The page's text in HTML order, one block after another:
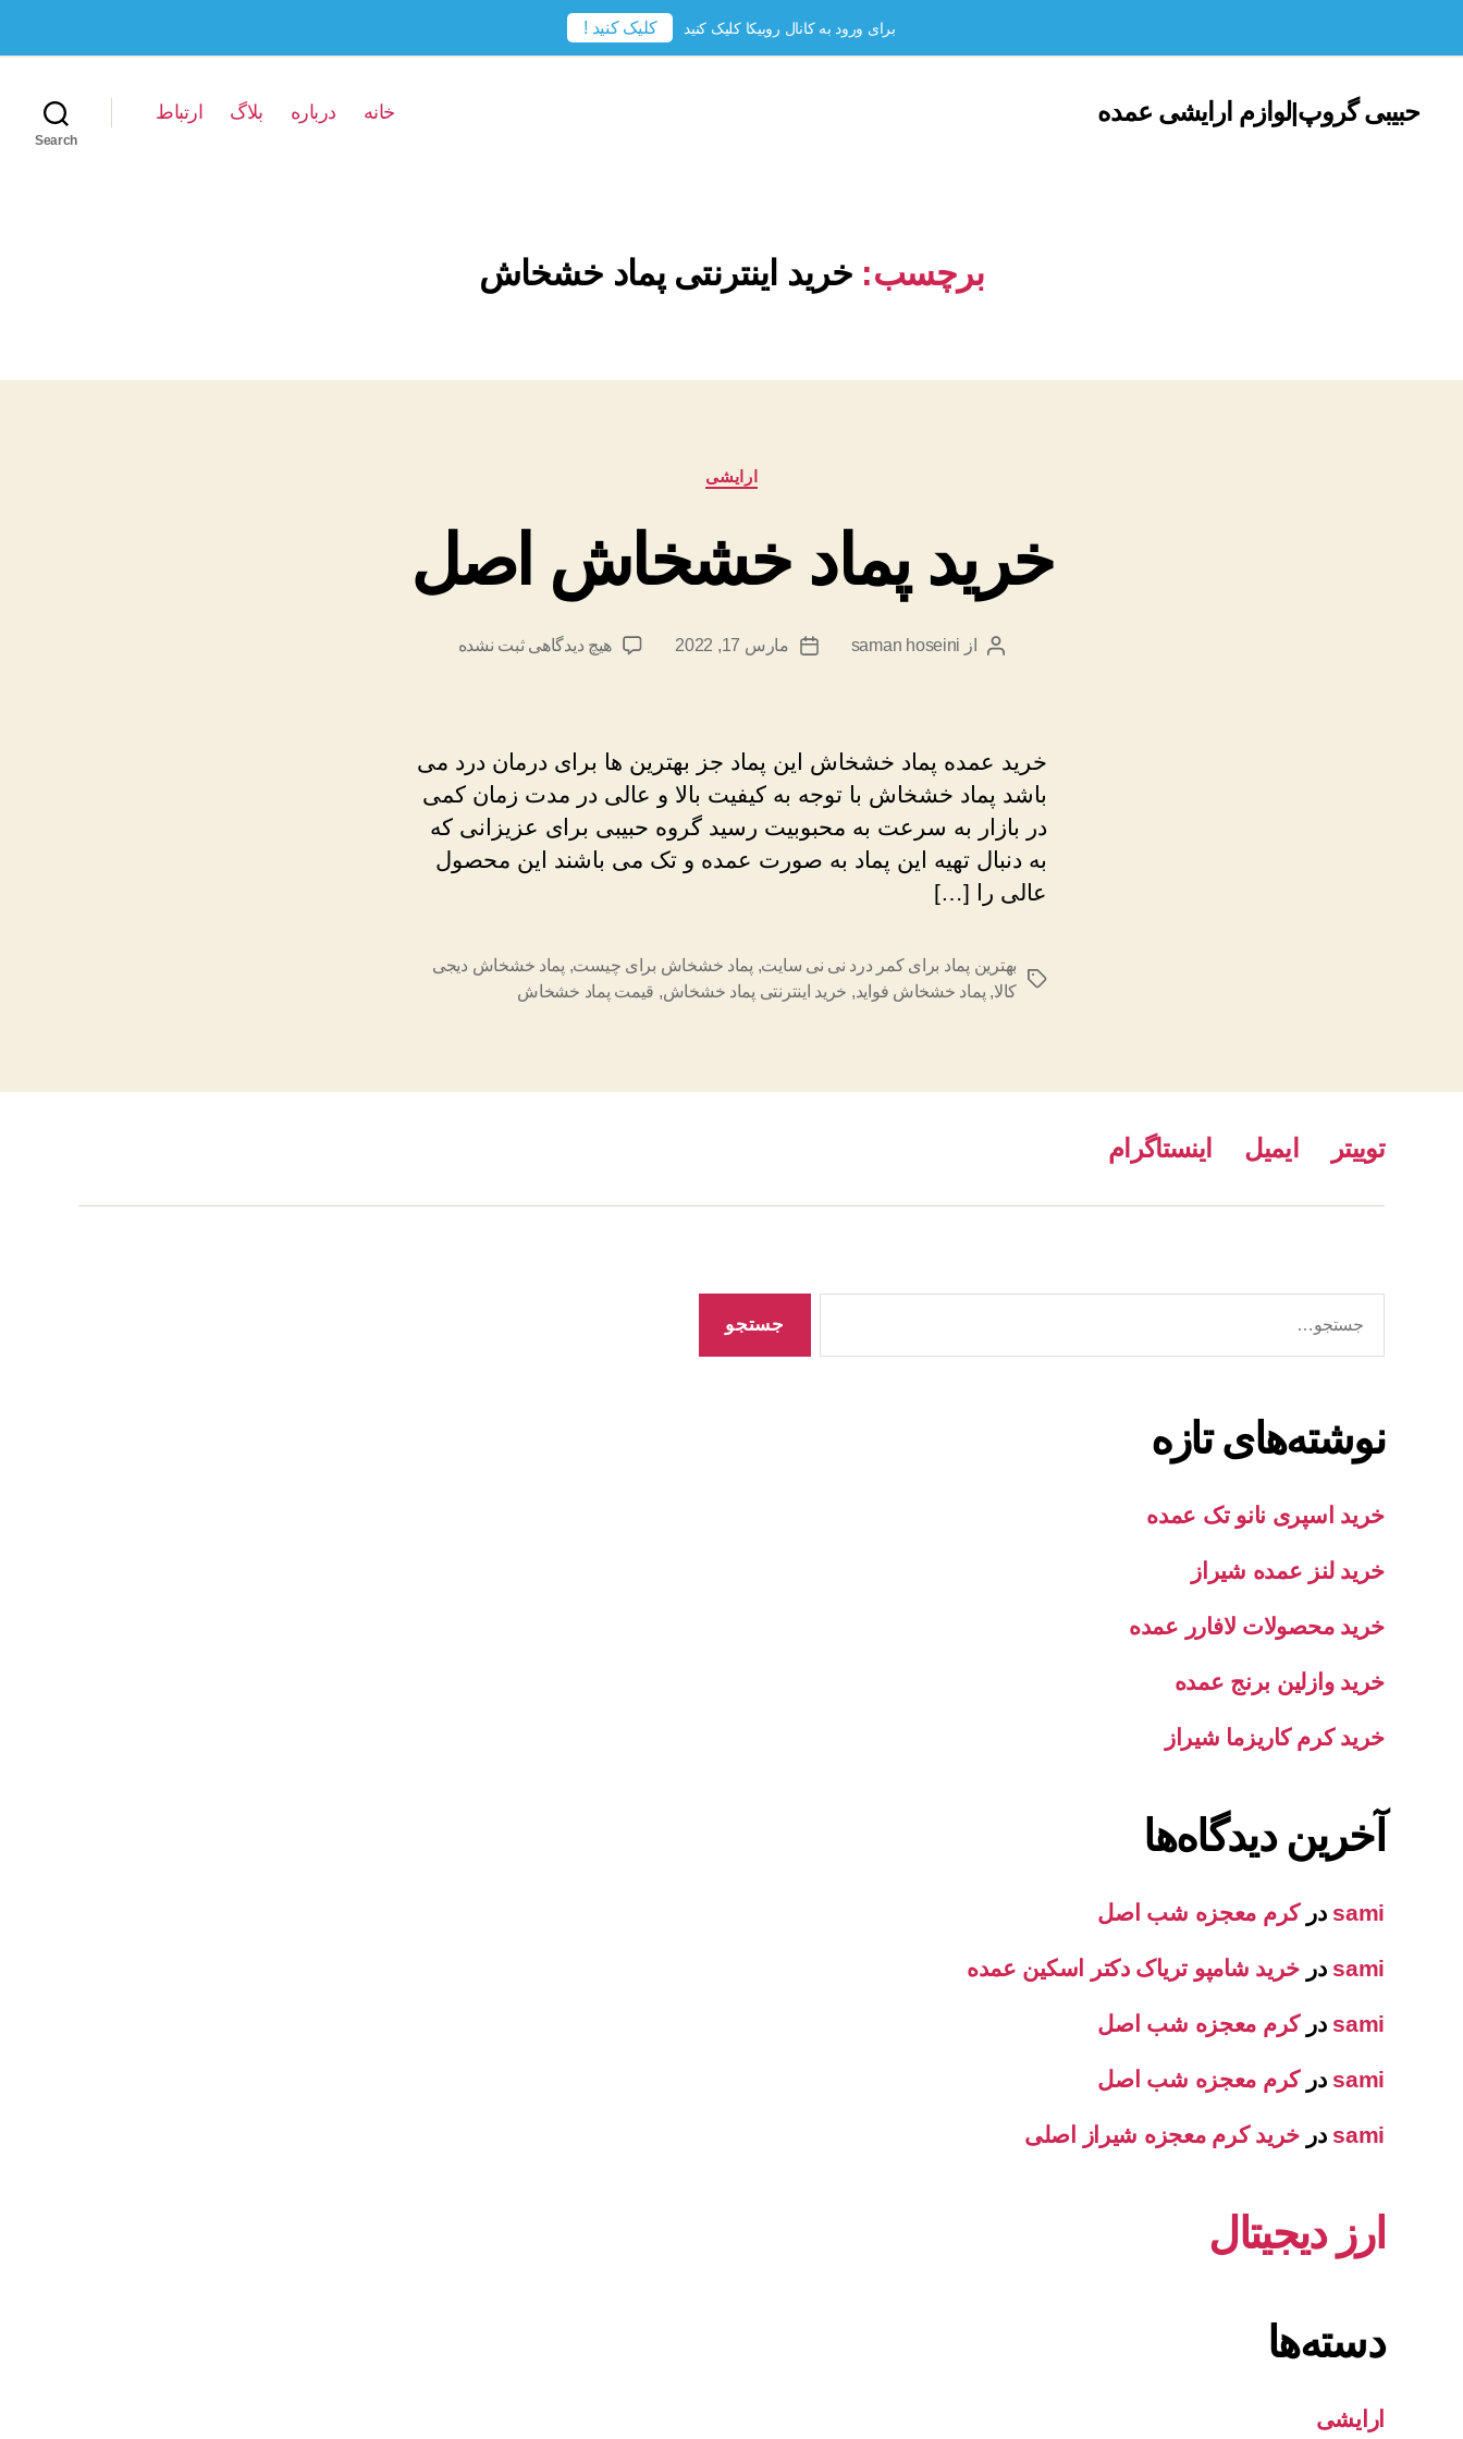
حبیبی گروپ|لوازم ارایشی عمده خانه درباره بلاگ ارتباط
Search
برچسب: خرید اینترنتی پماد خشخاش
دسته‌هاارایشی
خرید پماد خشخاش اصل
نویسندهٔ
از saman hoseini
تاریخمارس 17, 2022 هیچ دیدگاهیبرای
اصل
ثبت نشده
خرید عمده پماد خشخاش این پماد جز بهترین ها برای درمان درد می
باشد پماد خشخاش با توجه به کیفیت بالا و عالی در مدت زمان کمی
در بازار به سرعت به محبوبیت رسید گروه حبیبی برای عزیزانی که
به دنبال تهیه این پماد به صورت عمده و تک می باشند این محصول
عالی را […]
برچسب‌ها
بهترین پماد برای کمر درد نی نی سایت, پماد خشخاش برای چیست, پماد خشخاش دیجی
کالا, پماد خشخاش فواید, خرید اینترنتی پماد خشخاش, قیمت پماد خشخاش
توییتر ایمیل اینستاگرام
نوشته‌های تازه
خرید اسپری نانو تک عمده
خرید لنز عمده شیراز
خرید محصولات لافارر عمده
خرید وازلین برنج عمده
خرید کرم کاریزما شیراز
آخرین دیدگاه‌ها
sami درکرم معجزه شب اصل
sami در خرید شامپو تریاک دکتر اسکین عمده
sami درکرم معجزه شب اصل
sami درکرم معجزه شب اصل
sami در خرید کرم معجزه شیراز اصلی
ارز دیجیتال
دسته‌ها
ارایشی
برای ورود به کانال روبیکا کلیک کنید کلیک کنید !